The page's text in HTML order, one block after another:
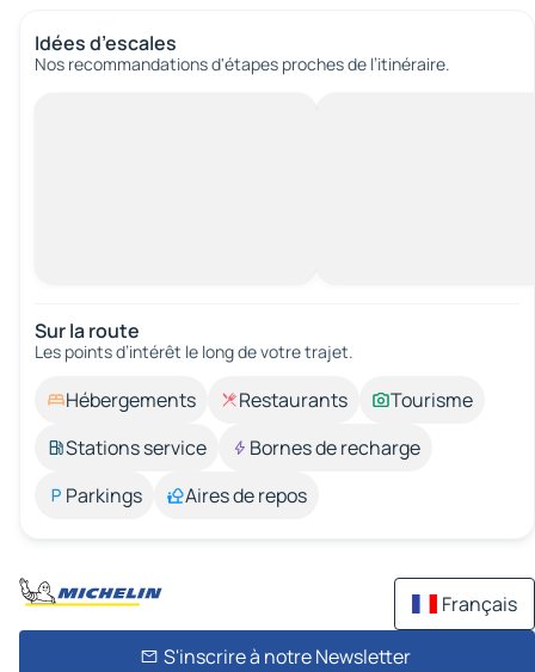
Idées d’escales
Nos recommandations d'étapes proches de l’itinéraire.
Sur la route
Les points d’intérêt le long de votre trajet.
Hébergements Restaurants
Tourisme
Stations service
Bornes de recharge
Parkings
Aires de repos
Français
S'inscrire à notre Newsletter